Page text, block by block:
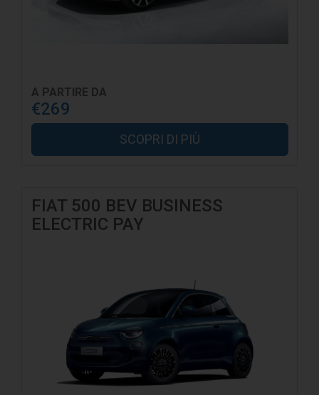
A PARTIRE DA
€269
SCOPRI DI PIÙ
FIAT 500 BEV BUSINESS
ELECTRIC PAY